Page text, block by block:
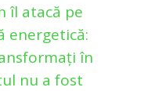
îl atacă pe
energetică:
în
nu a fost